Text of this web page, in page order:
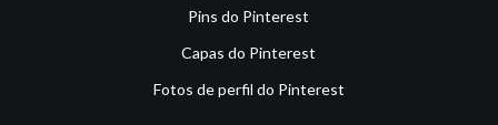
Pins do Pinterest
Capas do Pinterest
Fotos de perfil do Pinterest